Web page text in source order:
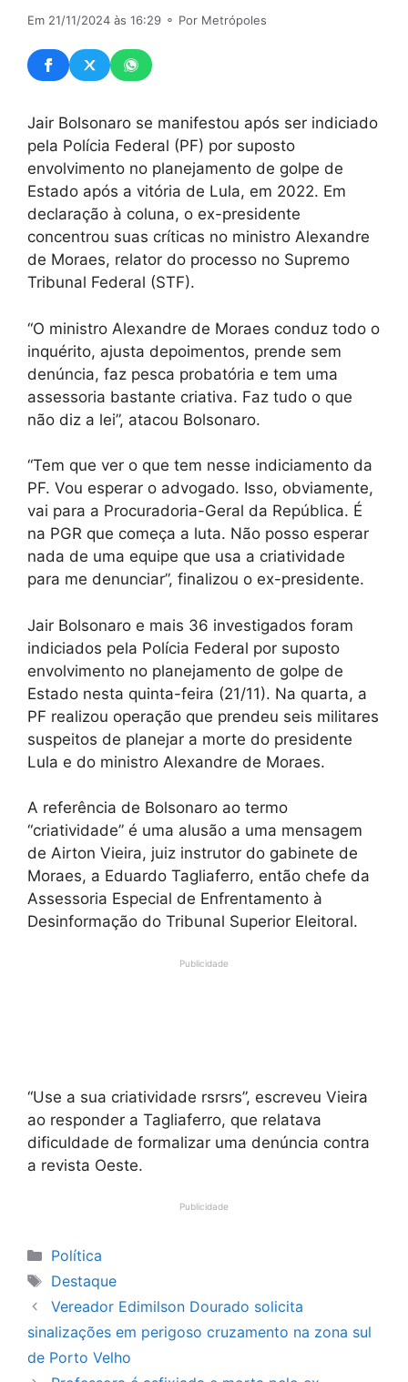
Em 21/11/2024 às 16:29 ⚬ Por Metrópoles
Jair Bolsonaro se manifestou após ser indiciado
pela Polícia Federal (PF) por suposto
envolvimento no planejamento de golpe de
Estado após a vitória de Lula, em 2022. Em
declaração à coluna, o ex-presidente
concentrou suas críticas no ministro Alexandre
de Moraes, relator do processo no Supremo
Tribunal Federal (STF).
“O ministro Alexandre de Moraes conduz todo o
inquérito, ajusta depoimentos, prende sem
denúncia, faz pesca probatória e tem uma
assessoria bastante criativa. Faz tudo o que
não diz a lei”, atacou Bolsonaro.
“Tem que ver o que tem nesse indiciamento da
PF. Vou esperar o advogado. Isso, obviamente,
vai para a Procuradoria-Geral da República. É
na PGR que começa a luta. Não posso esperar
nada de uma equipe que usa a criatividade
para me denunciar”, finalizou o ex-presidente.
Jair Bolsonaro e mais 36 investigados foram
indiciados pela Polícia Federal por suposto
envolvimento no planejamento de golpe de
Estado nesta quinta-feira (21/11). Na quarta, a
PF realizou operação que prendeu seis militares
suspeitos de planejar a morte do presidente
Lula e do ministro Alexandre de Moraes.
A referência de Bolsonaro ao termo
“criatividade” é uma alusão a uma mensagem
de Airton Vieira, juiz instrutor do gabinete de
Moraes, a Eduardo Tagliaferro, então chefe da
Assessoria Especial de Enfrentamento à
Desinformação do Tribunal Superior Eleitoral.
Publicidade
“Use a sua criatividade rsrsrs”, escreveu Vieira
ao responder a Tagliaferro, que relatava
dificuldade de formalizar uma denúncia contra
a revista Oeste.
Publicidade
Categorias
Política
Tags
Destaque
Vereador Edimilson Dourado solicita
sinalizações em perigoso cruzamento na zona sul
de Porto Velho